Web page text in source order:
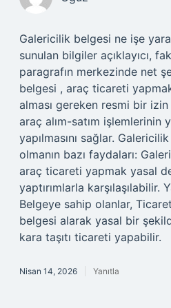
Galericilik belgesi ne işe
sunulan bilgiler açıklayıcı,
paragrafın merkezinde net
belgesi , araç ticareti
alması gereken resmi bir
araç alım-satım işlemlerinin
yapılmasını sağlar.
olmanın bazı faydaları:
araç ticareti yapmak yasal
yaptırımlarla karşılaşılabilir.
Belgeye sahip olanlar,
belgesi alarak yasal bir
kara taşıtı ticareti yapabilir.
Nisan 14, 2026 Yanıtla